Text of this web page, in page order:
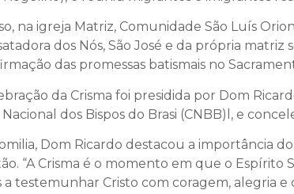
na igreja Matriz, Comunidade São Luís
dos Nós, São José e da própria
das promessas batismais no
da Crisma foi presidida por Dom
dos Bispos do Brasi (CNBB)l, e
Dom Ricardo destacou a importância
“A Crisma é o momento em que o
a testemunhar Cristo com coragem, alegria